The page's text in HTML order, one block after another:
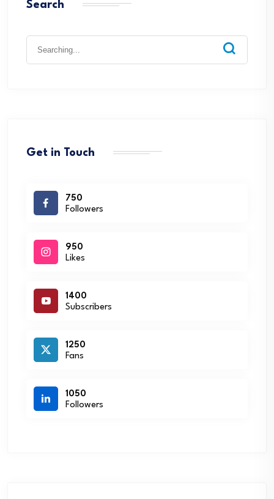
Search
Get in Touch
750
Followers
950
Likes
1400
Subscribers
1250
Fans
1050
Followers